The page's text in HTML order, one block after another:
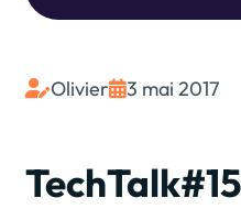
Olivier3 mai 2017